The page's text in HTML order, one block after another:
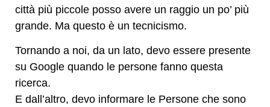
città più piccole posso avere un raggio un po’ più
grande. Ma questo è un tecnicismo.
Tornando a noi, da un lato, devo essere presente
su Google quando le persone fanno questa
ricerca.
E dall’altro, devo informare le Persone che sono